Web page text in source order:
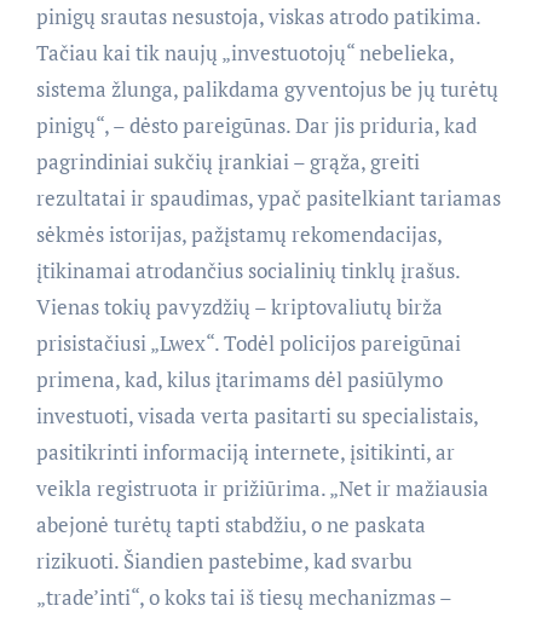
pinigų srautas nesustoja, viskas atrodo patikima.
Tačiau kai tik naujų „investuotojų“ nebelieka,
sistema žlunga, palikdama gyventojus be jų turėtų
pinigų“, – dėsto pareigūnas. Dar jis priduria, kad
pagrindiniai sukčių įrankiai – grąža, greiti
rezultatai ir spaudimas, ypač pasitelkiant tariamas
sėkmės istorijas, pažįstamų rekomendacijas,
įtikinamai atrodančius socialinių tinklų įrašus.
Vienas tokių pavyzdžių – kriptovaliutų birža
prisistačiusi „Lwex“. Todėl policijos pareigūnai
primena, kad, kilus įtarimams dėl pasiūlymo
investuoti, visada verta pasitarti su specialistais,
pasitikrinti informaciją internete, įsitikinti, ar
veikla registruota ir prižiūrima. „Net ir mažiausia
abejonė turėtų tapti stabdžiu, o ne paskata
rizikuoti. Šiandien pastebime, kad svarbu
„trade’inti“, o koks tai iš tiesų mechanizmas –